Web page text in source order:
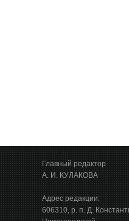
Главный редактор
А. И. КУЛАКОВА
Адрес редакции:
606310, р. п. Д.